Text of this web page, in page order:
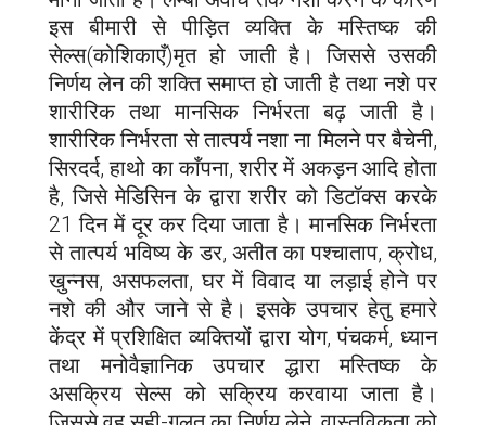
इस बीमारी से पीड़ित व्यक्ति के मस्तिष्क की
सेल्स(कोशिकाएँ)मृत हो जाती है। जिससे उसकी
निर्णय लेन की शक्ति समाप्त हो जाती है तथा नशे पर
शारीरिक तथा मानसिक निर्भरता बढ़ जाती है।
शारीरिक निर्भरता से तात्पर्य नशा ना मिलने पर बैचेनी,
सिरदर्द, हाथो का काँपना, शरीर में अकड़न आदि होता
है, जिसे मेडिसिन के द्वारा शरीर को डिटॉक्स करके
21 दिन में दूर कर दिया जाता है। मानसिक निर्भरता
से तात्पर्य भविष्य के डर, अतीत का पश्चाताप, क्रोध,
खुन्नस, असफलता, घर में विवाद या लड़ाई होने पर
नशे की और जाने से है। इसके उपचार हेतु हमारे
केंद्र में प्रशिक्षित व्यक्तियों द्वारा योग, पंचकर्म, ध्यान
तथा मनोवैज्ञानिक उपचार द्धारा मस्तिष्क के
असक्रिय सेल्स को सक्रिय करवाया जाता है।